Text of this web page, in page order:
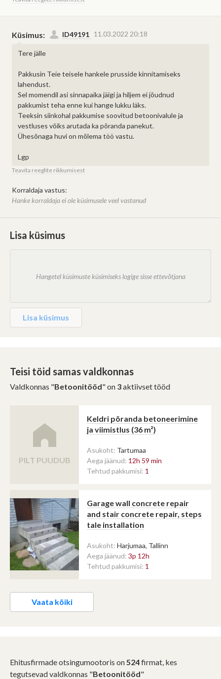
Küsimus: ID49191 11.03.2022 20:18
Tere jälle
Pakkusin Teie teisele hankele prusside kinnitamiseks
lahendust.
Sel momendil asi sinnapaika jäigi ja hiljem ei jõudnud
pakkumist teha enne kui hange lukku läks.
Teeksin siinkohal pakkumise soovitud betoonivalule ja
vestluses võiks arutada ka põranda panekut.
Ühesõnaga huvi on mõlema töö vastu.
Lgp
Teavita reeglite rikkumisest
Korraldaja vastus:
Hanke korraldaja ei ole küsimusele veel vastanud
Lisa küsimus
Lisa küsimus
Teisi töid samas valdkonnas
Valdkonnas "Betoonitööd" on 3aktiivset tööd
PILT PUUDUB
Keldri põranda betoneerimine
ja viimistlus (36 m²)
Asukoht: Tartumaa
Aega jäänud: 12h 59 min
Tehtud pakkumisi: 1
Garage wall concrete repair
and stair concrete repair, steps
tale installation
Asukoht: Harjumaa, Tallinn
Aega jäänud: 3p 12h
Tehtud pakkumisi: 1
Vaata kõiki
Ehitusfirmade otsingumootoris on 524firmat, kes
tegutsevad valdkonnas "Betoonitööd"
Vestlust näeb vaid antud hanke
vestlust alustada kuni võitja
Hange.ee assistent on
keskkonna lihtsamal ja sujuvamal
kasutamisel.